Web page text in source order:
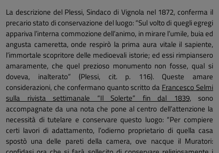
La descrizione del Plessi, Sindaco di Vignola nel 1872, conferma il
precario stato di conservazione del luogo: “Sul volto di quegli egregi
appariva l’interna commozione dell’animo, in mirare l’umile, buia ed
angusta cameretta, onde respirò la prima aura vitale il sapiente,
l’immortale scopritore delle medioevali istorie; ed essi rimpiansero
amaramente, che quel prezioso monumento non fosse, qual si
doveva, inalterato” (Plessi, cit. p. 116). Queste amare
considerazioni, che confermano quanto scritto da Francesco Selmi
sulla rivista settimanale “Il Solerte” fin dal 1839, sono
accompagnate da una nota che pone al centro dell’attenzione la
necessità di tutelare e conservare questo luogo: “Per compiere
certi lavori di adattamento, l’odierno proprietario di quella casa
spostò una delle pareti della camera, ove nacque il Muratori: